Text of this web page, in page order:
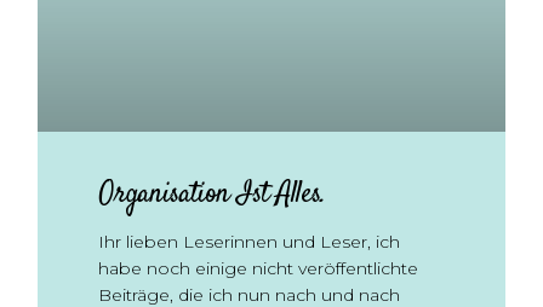
Organisation Ist Alles.
Ihr lieben Leserinnen und Leser, ich
habe noch einige nicht veröffentlichte
Beiträge, die ich nun nach und nach